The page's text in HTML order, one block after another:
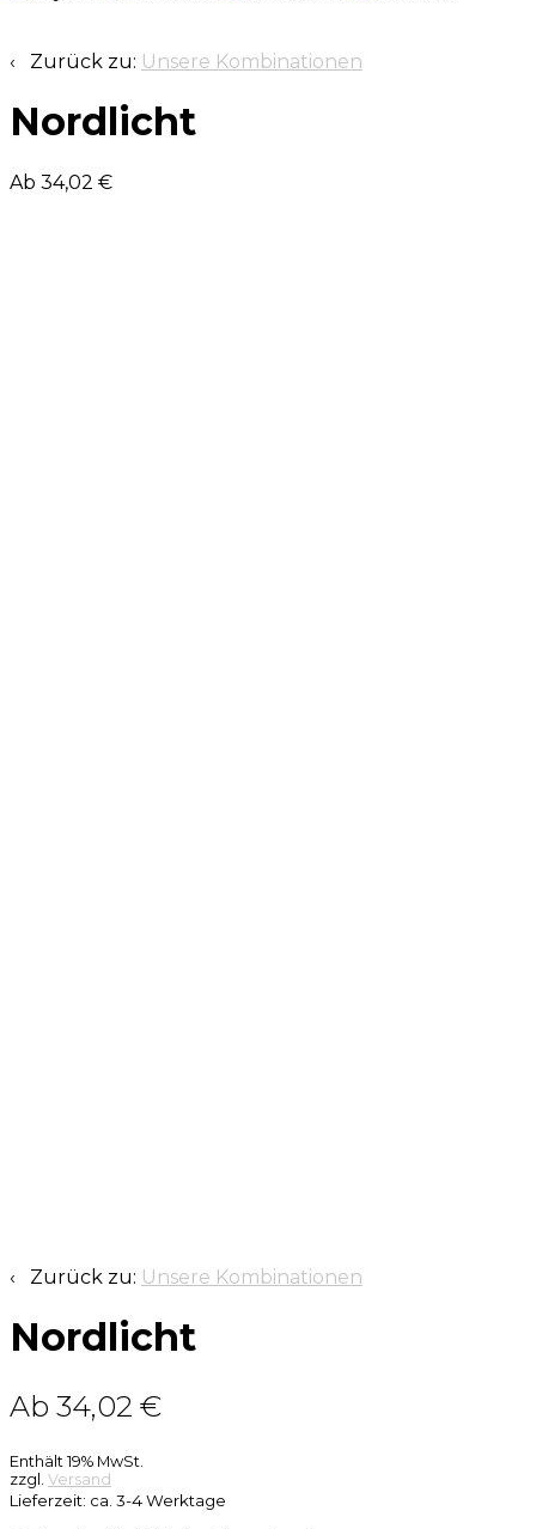
‹ Zurück zu: Unsere Kombinationen
Nordlicht
Ab 34,02 €
‹ Zurück zu: Unsere Kombinationen
Nordlicht
Ab 34,02 €
Enthält 19% MwSt.
zzgl. Versand
Lieferzeit: ca. 3-4 Werktage